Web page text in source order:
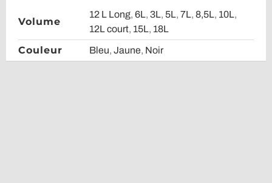
Volume
12 L Long, 6L, 3L, 5L, 7L, 8,5L, 10L,
12L court, 15L, 18L
Couleur Bleu, Jaune, Noir